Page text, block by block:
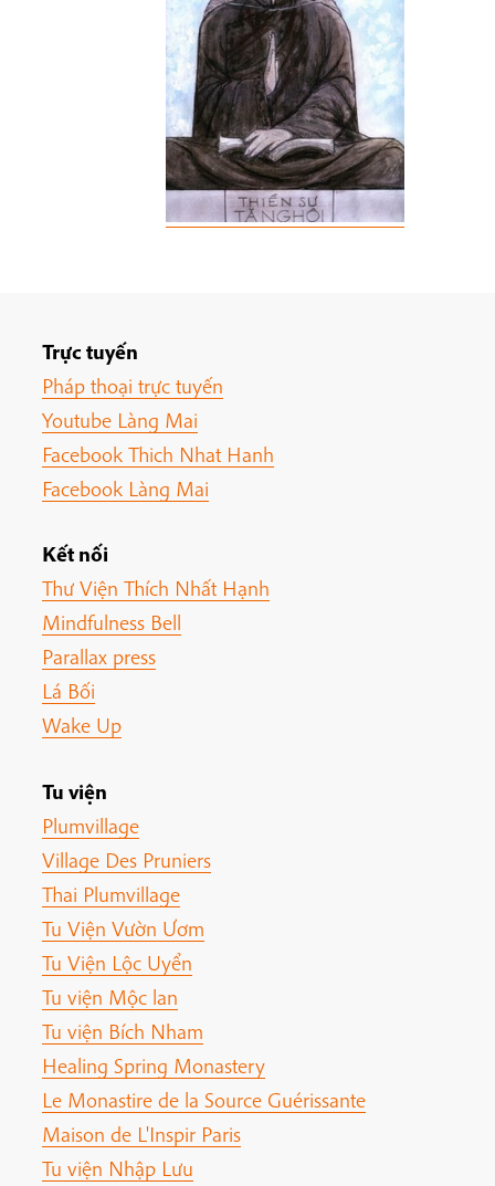
Trực tuyến
Pháp thoại trực tuyến
Youtube Làng Mai
Facebook Thich Nhat Hanh
Facebook Làng Mai
Kết nối
Thư Viện Thích Nhất Hạnh
Mindfulness Bell
Parallax press
Lá Bối
Wake Up
Tu viện
Plumvillage
Village Des Pruniers
Thai Plumvillage
Tu Viện Vườn Ươm
Tu Viện Lộc Uyển
Tu viện Mộc lan
Tu viện Bích Nham
Healing Spring Monastery
Le Monastire de la Source Guérissante
Maison de L'Inspir Paris
Tu viện Nhập Lưu